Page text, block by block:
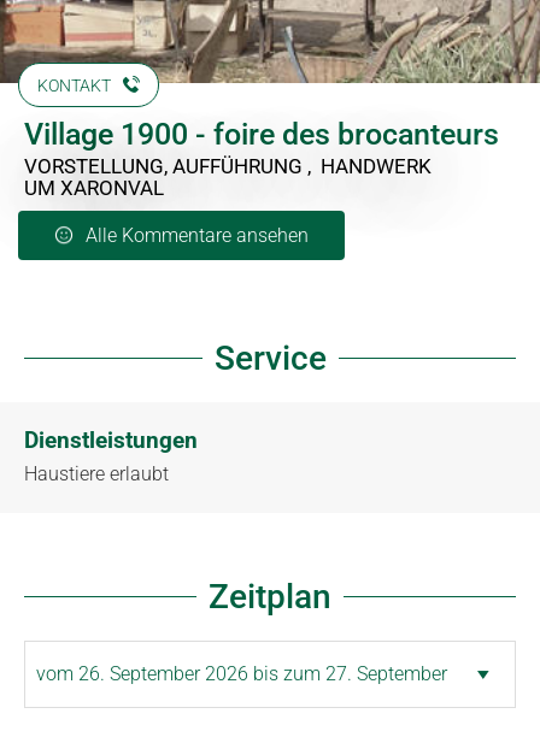
KONTAKT
Village 1900 - foire des brocanteurs
VORSTELLUNG, AUFFÜHRUNG , HANDWERK
UM XARONVAL
Alle Kommentare ansehen
Service
Dienstleistungen
Haustiere erlaubt
Zeitplan